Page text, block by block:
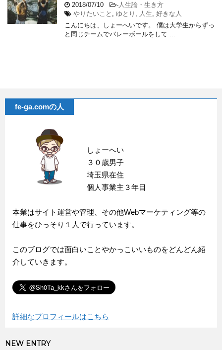
2018/07/10 - 人生論・生き方
やりたいこと
ゆとり 人生 好きな人
こんにちは、しょーへいです。 僕は大学生からずっ
と同じチームでバレーボールをして ...
fe-ga.comの人
しょーへい
３０歳男子
埼玉県在住
個人事業主３年目
本業はサイト運営や管理、その他Webマーケティング等の
仕事をひっそり１人で行っています。
このブログでは面白いことやかっこいいものをどんどん紹
介していきます。
詳細なプロフィールはこちら
NEW ENTRY